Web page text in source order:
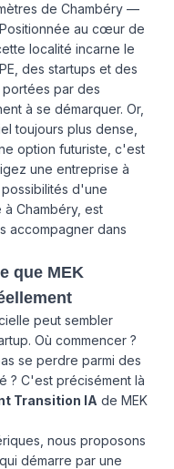
de Chambéry —
au cœur de
localité incarne le
des startups et des
par des
à se démarquer. Or,
toujours plus dense,
option futuriste, c'est
une entreprise à
d'une
à Chambéry, est
accompagner dans
que MEK
peut sembler
Où commencer ?
se perdre parmi des
? C'est précisément là
Transition IA de MEK
nous proposons
démarre par une